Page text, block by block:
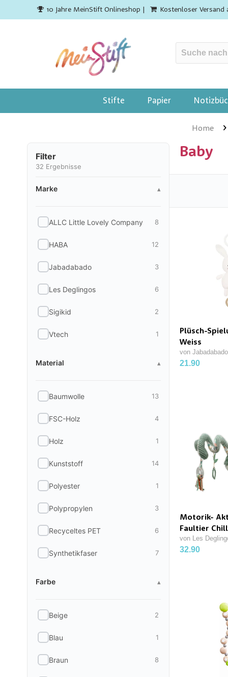
10 Jahre MeinStift Onlineshop | Kostenloser Versand
Stifte Papier
Home
Filter
32 Ergebnisse
Marke
▴
ALLC Little Lovely Company 8
HABA 12
Jabadabado 3
Les Deglingos 6
Sigikid 2
Vtech 1
Material
▴
Baumwolle 13
FSC-Holz 4
Holz 1
Kunststoff 14
Polyester 1
Polypropylen 3
Recyceltes PET 6
Synthetikfaser 7
Farbe
▴
Beige 2
Blau 1
Braun 8
Baby
Plüsch-
Weiss
von Jabadabado
21.90
Motorik-
Faultier
von Les
32.90